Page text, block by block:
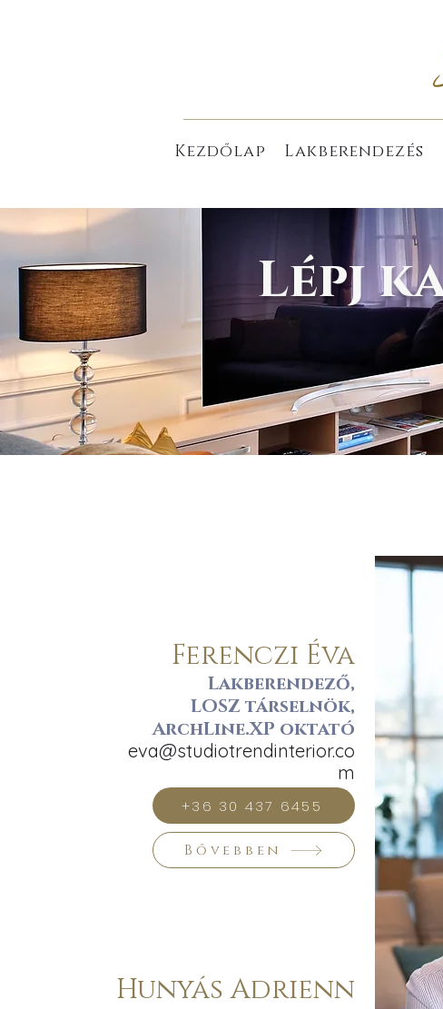
Kezdőlap Lakberendezés
Lépj
Ferenczi Éva
Lakberendező,
LOSZ társelnök,
ArchLine.XP oktató
eva@studiotrendinterior.co
m
+36 30 437 6455
Bővebben
Hunyás Adrienn